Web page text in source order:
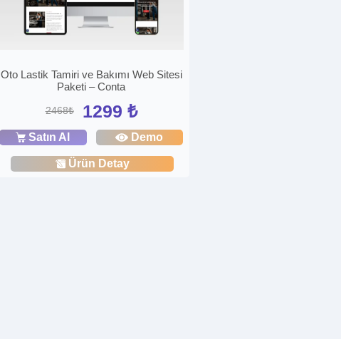
Oto Lastik Tamiri ve Bakımı Web Sitesi
Paketi – Conta
2468₺ 1299 ₺
Satın Al Demo
Ürün Detay